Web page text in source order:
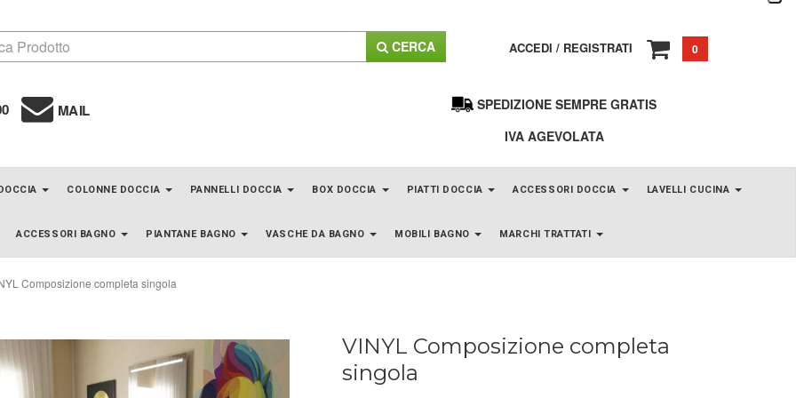
CERCA ACCEDI / REGISTRATI 0
MAIL
SPEDIZIONE SEMPRE GRATIS
IVA AGEVOLATA
COLONNE DOCCIA PANNELLI DOCCIA BOX DOCCIA PIATTI DOCCIA ACCESSORI DOCCIA LAVELLI CUCINA
ACCESSORI BAGNO PIANTANE BAGNO VASCHE DA BAGNO MOBILI BAGNO MARCHI TRATTATI
Composizione completa singola
VINYL Composizione completa
singola